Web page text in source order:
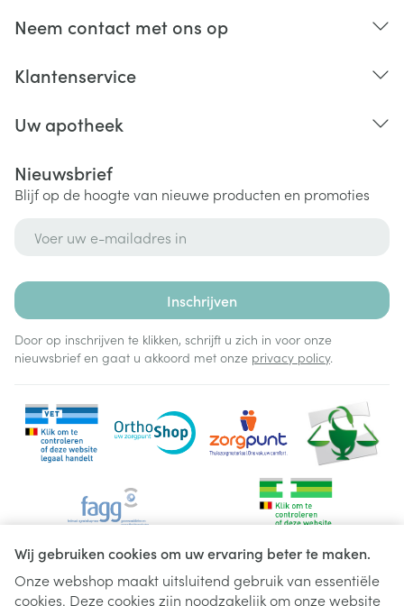
Wij gebruiken cookies om uw ervaring beter te maken.
Onze webshop maakt uitsluitend gebruik van essentiële
cookies. Deze cookies zijn noodzakelijk om onze website
Neem contact met ons op
Klantenservice
Uw apotheek
Nieuwsbrief
Blijf op de hoogte van nieuwe producten en promoties
Inschrijven
Door op inschrijven te klikken, schrijft u zich in voor onze
nieuwsbrief en gaat u akkoord met onze privacy policy.